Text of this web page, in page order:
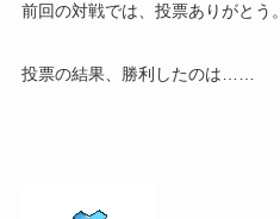
前回の対戦では、投票ありがとう。
投票の結果、勝利したのは……